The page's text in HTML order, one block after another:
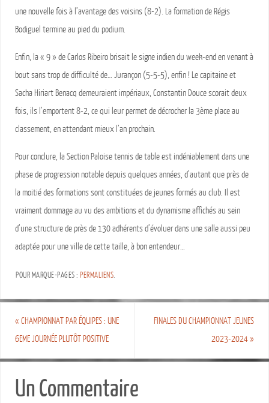
une nouvelle fois à l’avantage des voisins (8-2). La formation de Régis
Bodiguel termine au pied du podium.
Enfin, la « 9 » de Carlos Ribeiro brisait le signe indien du week-end en venant à
bout sans trop de difficulté de… Jurançon (5-5-5), enfin ! Le capitaine et
Sacha Hiriart Benacq demeuraient impériaux, Constantin Douce scorait deux
fois, ils l’emportent 8-2, ce qui leur permet de décrocher la 3ème place au
classement, en attendant mieux l’an prochain.
Pour conclure, la Section Paloise tennis de table est indéniablement dans une
phase de progression notable depuis quelques années, d’autant que près de
la moitié des formations sont constituées de jeunes formés au club. Il est
vraiment dommage au vu des ambitions et du dynamisme affichés au sein
d’une structure de près de 130 adhérents d’évoluer dans une salle aussi peu
adaptée pour une ville de cette taille, à bon entendeur…
POUR MARQUE-PAGES : PERMALIENS
« CHAMPIONNAT PAR ÉQUIPES : UNE
6EME JOURNÉE PLUTÔT POSITIVE
FINALES DU CHAMPIONNAT JEUNES
2023-2024»
Un Commentaire